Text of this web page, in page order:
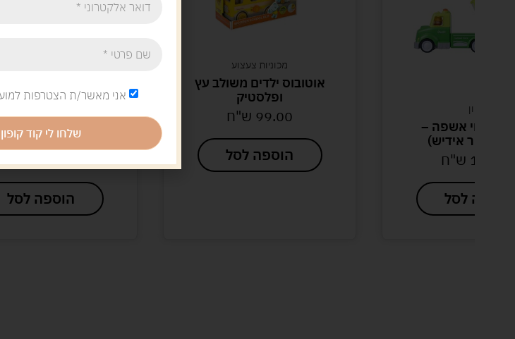
דמיון
פינוי אשפה –
(דובר אידיש)
129.00 ש"ח
הוספה לסל
מכוניות צעצוע
אוטובוס ילדים משולב עץ
ופלסטיק
99.00 ש"ח
הוספה לסל
משאית מרצדס עם
ברודר-BRUDER
239.00ש"ח
הוספה לסל
אני מאשר/ת הצטרפות
שלחו לי קוד קופון